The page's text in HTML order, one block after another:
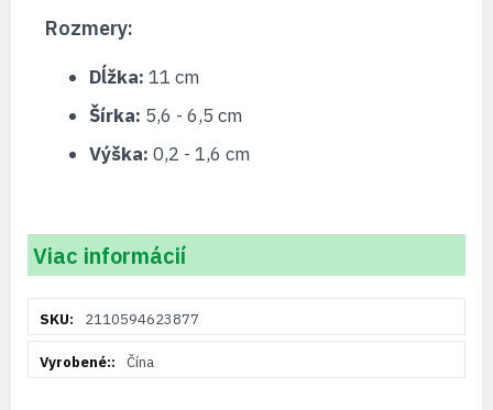
Rozmery:
Dĺžka: 11 cm
Šírka: 5,6 - 6,5 cm
Výška: 0,2 - 1,6 cm
Viac informácií
informácií2110594623877
Čína